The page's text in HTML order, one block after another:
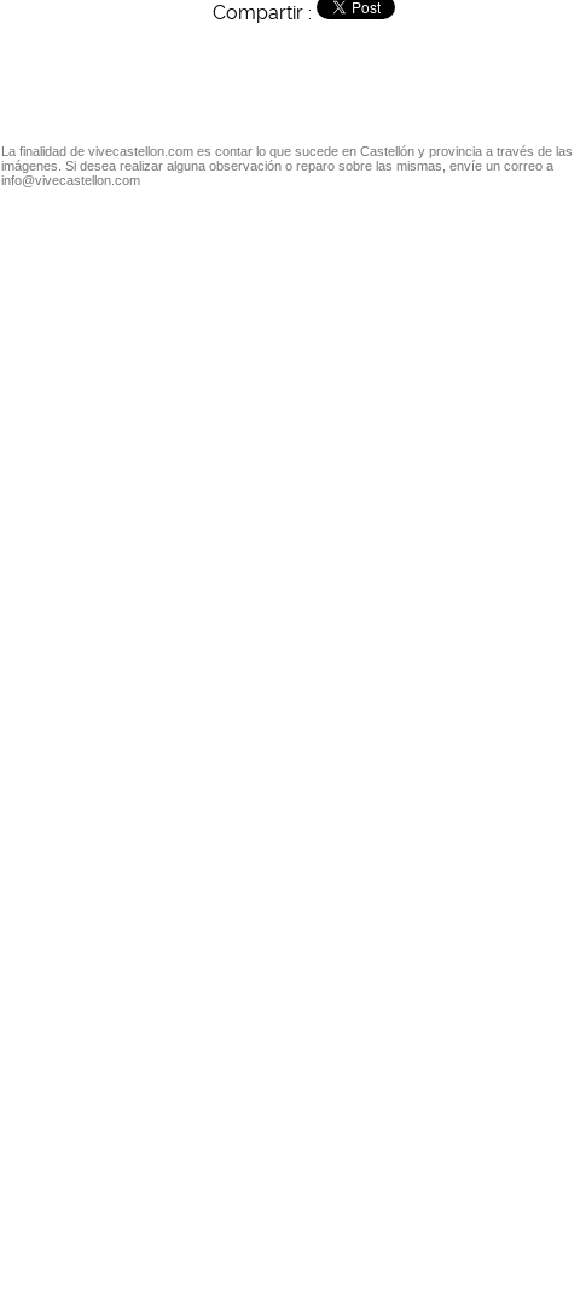
Compartir :
La finalidad de vivecastellon.com es contar lo que sucede en Castellón y provincia a través de las
imágenes. Si desea realizar alguna observación o reparo sobre las mismas, envíe un correo a
info@vivecastellon.com